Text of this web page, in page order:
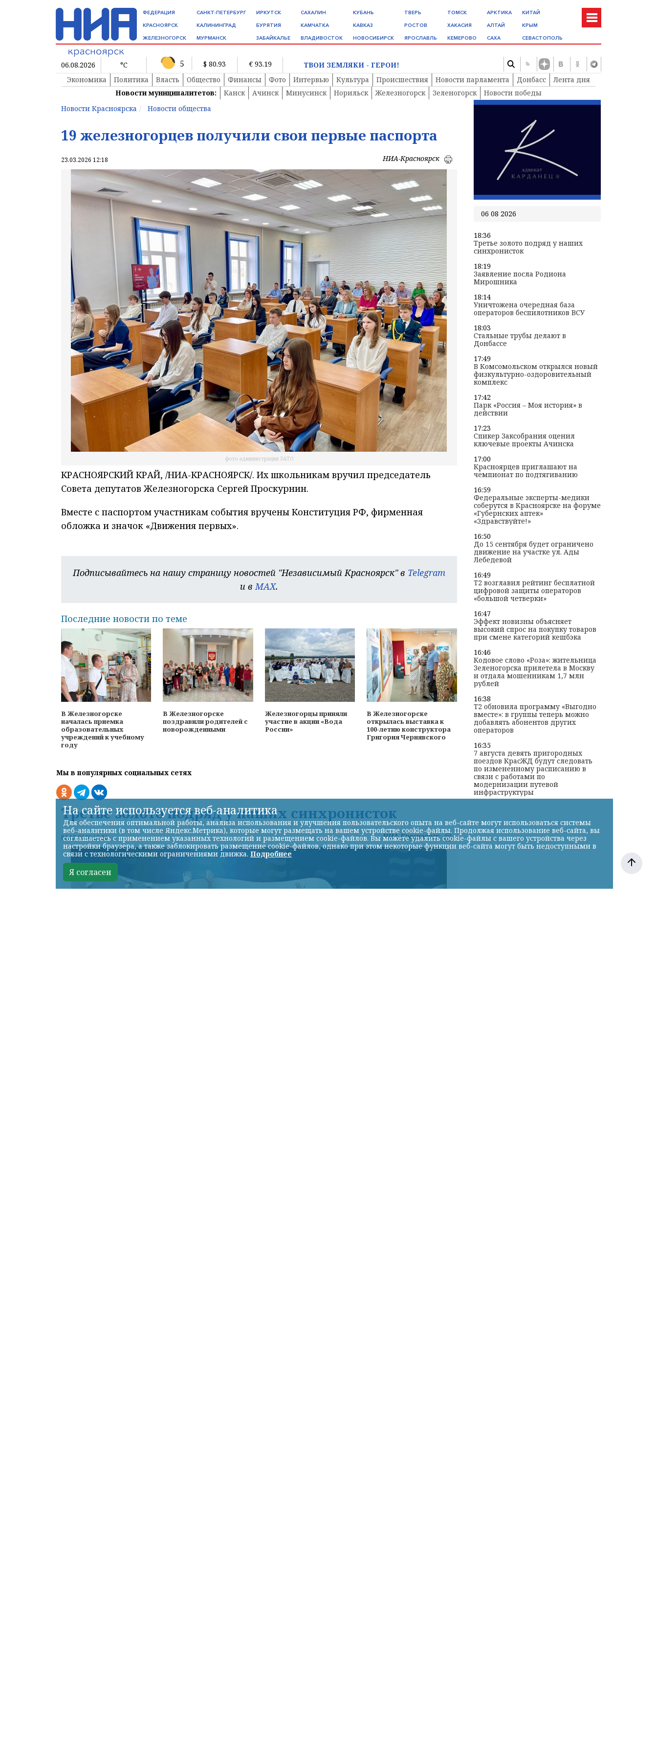
ФЕДЕРАЦИЯ
КРАСНОЯРСК
ЖЕЛЕЗНОГОРСК
САНКТ-ПЕТЕРБУРГ
КАЛИНИНГРАД
МУРМАНСК
ИРКУТСК
БУРЯТИЯ
ЗАБАЙКАЛЬЕ
САХАЛИН
КАМЧАТКА
ВЛАДИВОСТОК
КУБАНЬ
КАВКАЗ
НОВОСИБИРСК
ТВЕРЬ
РОСТОВ
ЯРОСЛАВЛЬ
ТОМСК
ХАКАСИЯ
КЕМЕРОВО
АРКТИКА
АЛТАЙ
САХА
КИТАЙ
КРЫМ
СЕВАСТОПОЛЬ
06.08.2026 °C 5 $ 80.93 € 93.19
ТВОИ ЗЕМЛЯКИ - ГЕРОИ!
Экономика
Политика Власть Общество Финансы Фото Интервью Культура Происшествия Новости парламента Донбасс
Лента дня
Новости муниципалитетов:
Канск Ачинск Минусинск Норильск Железногорск Зеленогорск
Новости победы
Новости Красноярска
Новости общества
19 железногорцев получили свои первые паспорта
23.03.2026 12:18 НИА-Красноярск
фото администрации ЗАТО
КРАСНОЯРСКИЙ КРАЙ, /НИА-КРАСНОЯРСК/. Их школьникам вручил председатель
Совета депутатов Железногорска Сергей Проскурнин.
Вместе с паспортом участникам события вручены Конституция РФ, фирменная
обложка и значок «Движения первых».
Подписывайтесь на нашу страницу новостей "Независимый Красноярск" в Telegram
и вMAX.
Последние новости по теме
В Железногорске
началась приемка
образовательных
учреждений к учебному
году
В Железногорске
поздравили родителей с
новорожденными
Железногорцы приняли
участие в акции «Вода
России»
В Железногорске
открылась выставка к
100-летию конструктора
Григория Чернявского
Мы в популярных социальных сетях
Третье золото подряд у наших синхронисток
06.08.2026 18:36 НИА-Красноярск
06 08 2026
18:36
Третье золото подряд у наших
синхронисток
18:19
Заявление посла Родиона
Мирошника
18:14
Уничтожена очередная база
операторов беспилотников ВСУ
18:03
Стальные трубы делают в
Донбассе
17:49
В Комсомольском открылся новый
физкультурно-оздоровительный
комплекс
17:42
Парк «Россия – Моя история» в
действии
17:23
Спикер Заксобрания оценил
ключевые проекты Ачинска
17:00
Красноярцев приглашают на
чемпионат по подтягиванию
16:59
Федеральные эксперты-медики
соберутся в Красноярске на форуме
«Губернских аптек»
«Здравствуйте!»
16:50
До 15 сентября будет ограничено
движение на участке ул. Ады
Лебедевой
16:49
T2 возглавил рейтинг бесплатной
цифровой защиты операторов
«большой четверки»
16:47
Эффект новизны объясняет
высокий спрос на покупку товаров
при смене категорий кешбэка
16:46
Кодовое слово «Роза»: жительница
Зеленогорска прилетела в Москву
и отдала мошенникам 1,7 млн
рублей
16:38
T2 обновила программу «Выгодно
вместе»: в группы теперь можно
добавлять абонентов других
операторов
16:35
7 августа девять пригородных
поездов КрасЖД будут следовать
по измененному расписанию в
связи с работами по
модернизации путевой
инфраструктуры
На сайте используется веб-аналитика
Для обеспечения оптимальной работы, анализа использования и улучшения пользовательского опыта на веб-сайте могут использоваться системы
веб-аналитики (в том числе Яндекс.Метрика), которые могут размещать на вашем устройстве cookie-файлы. Продолжая использование веб-сайта, вы
соглашаетесь с применением указанных технологий и размещением cookie-файлов. Вы можете удалить cookie-файлы с вашего устройства через
настройки браузера, а также заблокировать размещение cookie-файлов, однако при этом некоторые функции веб-сайта могут быть недоступными в
связи с технологическими ограничениями движка. Подробнее
Я согласен